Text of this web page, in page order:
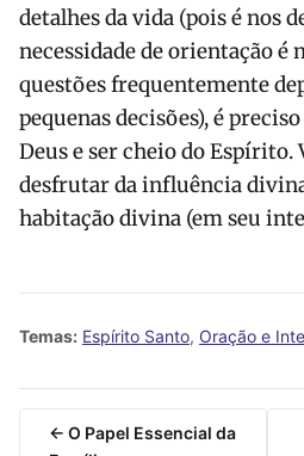
detalhes da vida (pois é nos
necessidade de orientação é
questões frequentemente
pequenas decisões), é
Deus e ser cheio do Espírito.
desfrutar da influência
habitação divina (em seu
Temas: Espírito Santo, Oração e
← O Papel Essencial da